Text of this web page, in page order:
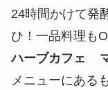
24時間かけて発
ひ！一品料理も
ハーブカフェ
メニューにある